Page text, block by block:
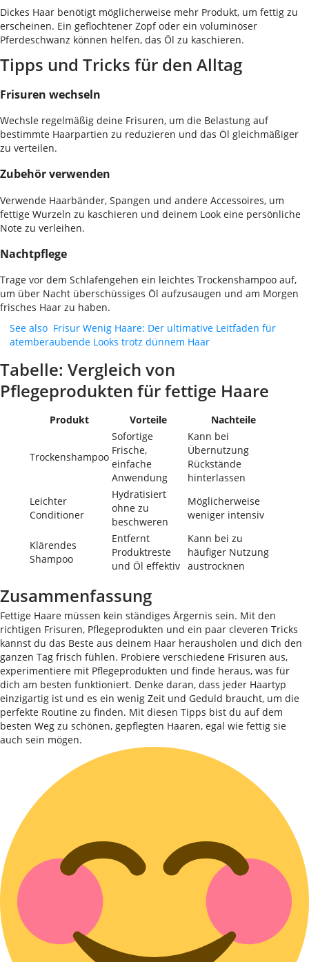
Dickes Haar benötigt möglicherweise mehr Produkt, um fettig zu
erscheinen. Ein geflochtener Zopf oder ein voluminöser
Pferdeschwanz können helfen, das Öl zu kaschieren.
Tipps und Tricks für den Alltag
Frisuren wechseln
Wechsle regelmäßig deine Frisuren, um die Belastung auf
bestimmte Haarpartien zu reduzieren und das Öl gleichmäßiger
zu verteilen.
Zubehör verwenden
Verwende Haarbänder, Spangen und andere Accessoires, um
fettige Wurzeln zu kaschieren und deinem Look eine persönliche
Note zu verleihen.
Nachtpflege
Trage vor dem Schlafengehen ein leichtes Trockenshampoo auf,
um über Nacht überschüssiges Öl aufzusaugen und am Morgen
frisches Haar zu haben.
See also Frisur Wenig Haare: Der ultimative Leitfaden für
atemberaubende Looks trotz dünnem Haar
Tabelle: Vergleich von
Pflegeprodukten für fettige Haare
Produkt Vorteile Nachteile
Trockenshampoo
Sofortige
Frische,
einfache
Anwendung
Kann bei
Übernutzung
Rückstände
hinterlassen
Leichter
Conditioner
Hydratisiert
ohne zu
beschweren
Möglicherweise
weniger intensiv
Klärendes
Shampoo
Entfernt
Produktreste
und Öl effektiv
Kann bei zu
häufiger Nutzung
austrocknen
Zusammenfassung
Fettige Haare müssen kein ständiges Ärgernis sein. Mit den
richtigen Frisuren, Pflegeprodukten und ein paar cleveren Tricks
kannst du das Beste aus deinem Haar herausholen und dich den
ganzen Tag frisch fühlen. Probiere verschiedene Frisuren aus,
experimentiere mit Pflegeprodukten und finde heraus, was für
dich am besten funktioniert. Denke daran, dass jeder Haartyp
einzigartig ist und es ein wenig Zeit und Geduld braucht, um die
perfekte Routine zu finden. Mit diesen Tipps bist du auf dem
besten Weg zu schönen, gepflegten Haaren, egal wie fettig sie
auch sein mögen.